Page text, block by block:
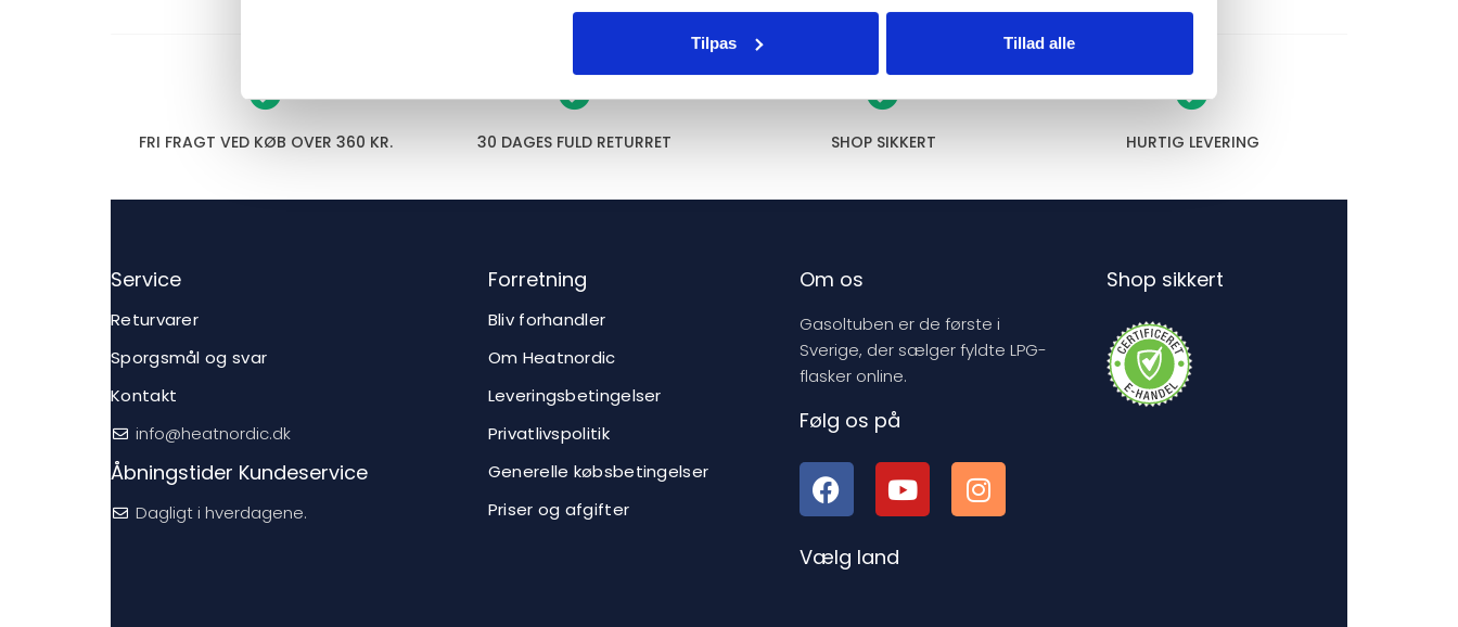
Tilpas Tillad alle
FRI FRAGT VED KØB OVER 360 KR. 30 DAGES FULD RETURRET SHOP SIKKERT HURTIG LEVERING
Service
Returvarer
Sporgsmål og svar
Kontakt
info@heatnordic.dk
Åbningstider Kundeservice
Dagligt i hverdagene.
Forretning
Bliv forhandler
Om Heatnordic
Leveringsbetingelser
Privatlivspolitik
Generelle købsbetingelser
Priser og afgifter
Om os
Gasoltuben er de første i
Sverige, der sælger fyldte LPG-
flasker online.
Følg os på
Vælg land
Shop sikkert